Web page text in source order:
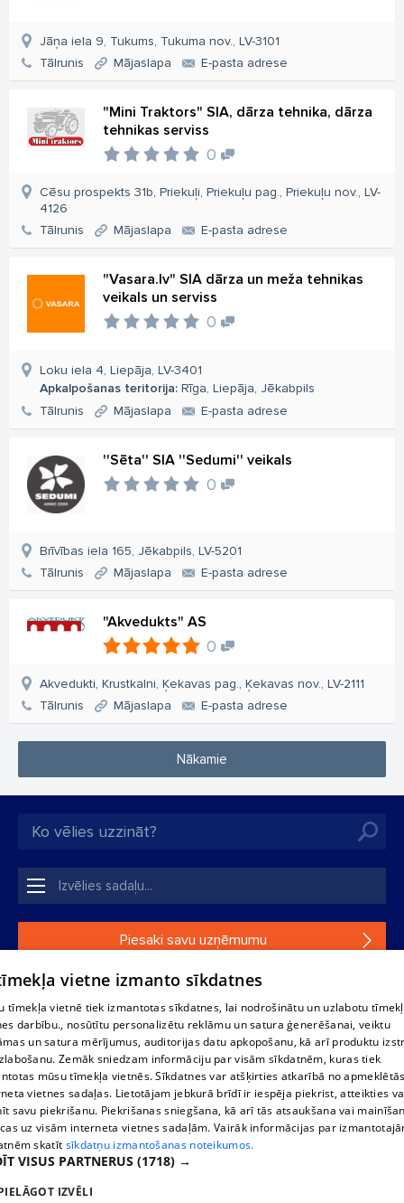
Jāņa iela 9, Tukums, Tukuma nov., LV-3101
Tālrunis
Mājaslapa E-pasta adrese
"Mini Traktors" SIA, dārza tehnika, dārza
tehnikas serviss
0
Cēsu prospekts 31b, Priekuļi, Priekuļu pag., Priekuļu nov., LV-
4126
Tālrunis
Mājaslapa E-pasta adrese
"Vasara.lv" SIA dārza un meža tehnikas
veikals un serviss
0
Loku iela 4, Liepāja, LV-3401
Apkalpošanas teritorija: Rīga, Liepāja, Jēkabpils
Tālrunis
Mājaslapa E-pasta adrese
''Sēta'' SIA ''Sedumi'' veikals
0
Brīvības iela 165, Jēkabpils, LV-5201
Tālrunis
Mājaslapa E-pasta adrese
"Akvedukts" AS
0
Akvedukti, Krustkalni, Ķekavas pag., Ķekavas nov., LV-2111
Tālrunis
Mājaslapa E-pasta adrese
Nākamie
Piesaki savu uzņēmumu
Ja tavs uzņēmums nav mūsu datubāzē, aizpildi vienkāršu
1188 datu bāzes, tās daļas vai datu bāzē iekļautās informācijas,
vai informācijas daļas pavairošana vai izplatīšana jebkādā formā
stingri aizliegta. Tāpat arī ir aizliegta lejupielāde automātiskā
režīmā. Jebkura 1188 web lapā publicētā materiāla
pārpublicēšana ir kategoriski aizliegta bez 1188 web lapas
redakcijas atļaujas.
Portāla palīdzības dienests: e-pasts -
vietne izmanto sīkdatnes
tīmekļa vietnē tiek izmantotas sīkdatnes, lai nodrošinātu un uzlabotu
darbību., nosūtītu personalizētu reklāmu un satura ģenerēšanai, veiktu
un satura mērījumus, auditorijas datu apkopošanu, kā arī produktu
Zemāk sniedzam informāciju par visām sīkdatnēm, kuras tiek
mūsu tīmekļa vietnēs. Sīkdatnes var atšķirties atkarībā no
vietnes sadaļas. Lietotājam jebkurā brīdī ir iespēja piekrist, atteikties
savu piekrišanu. Piekrišanas sniegšana, kā arī tās atsaukšana vai
uz visām interneta vietnes sadaļām. Vairāk informācijas par
skatīt sīkdatņu izmantošanas noteikumos.
VISUS PARTNERUS (1718) →
IZVĒLI